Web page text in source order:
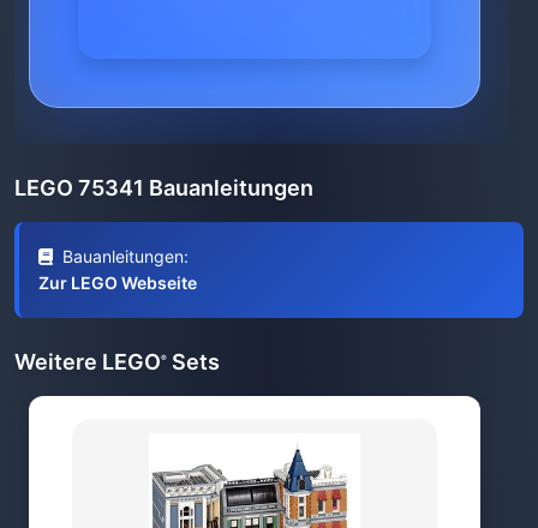
LEGO 75341 Bauanleitungen
Bauanleitungen:
Zur LEGO Webseite
Weitere LEGO® Sets